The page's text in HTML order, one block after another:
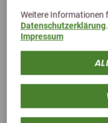
Weitere Informationen
Datenschutzerklärung.
Impressum